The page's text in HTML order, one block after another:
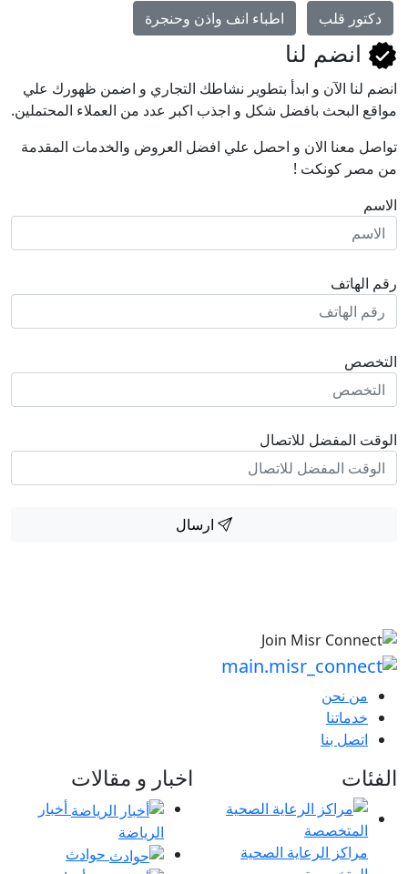
دكتور قلب اطباء انف واذن وحنجرة
انضم لنا
انضم لنا اﻵن و ابدأ بتطوير نشاطك التجاري و اضمن ظهورك علي
مواقع البحث بافضل شكل و اجذب اكبر عدد من العملاء المحتملين.
تواصل معنا الان و احصل علي افضل العروض والخدمات المقدمة
من مصر كونكت !
الاسم
رقم الهاتف
التخصص
الوقت المفضل للاتصال
ارسال
من نحن
خدماتنا
اتصل بنا
الفئات
مراكز الرعاية الصحية
اخبار و مقالات
أخبار
الرياضة
حوادث